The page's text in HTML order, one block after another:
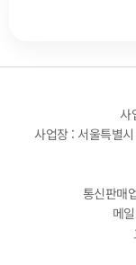
사
사업장 : 서울특별
통신판매
메